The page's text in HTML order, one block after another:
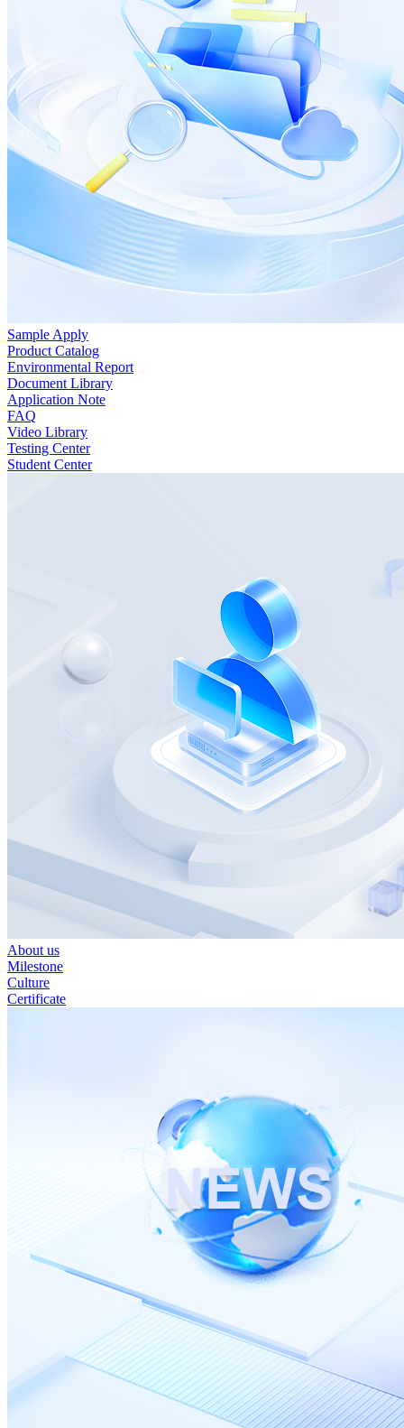
Sample Apply
Product Catalog
Environmental Report
Document Library
Application Note
FAQ
Video Library
Testing Center
Student Center
About us
Milestone
Culture
Certificate